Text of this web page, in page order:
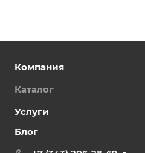
Компания
Каталог
Услуги
Блог